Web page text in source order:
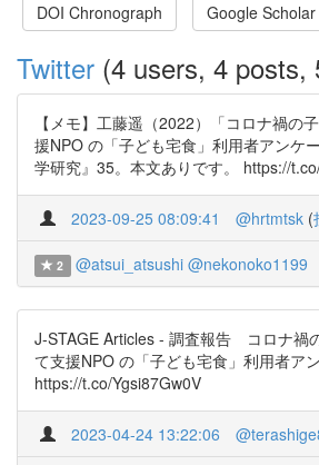
DOI Chronograph Google Scholar
Twitter (4 users, 4 posts,
【メモ】工藤遥（2022）「コロナ禍の
援NPO の「子ども宅食」利用者アンケ
学研究』35。本文ありです。 https://
2023-09-25 08:09:41 @hrtmtsk (
2 @atsui_atsushi @nekonoko1199
J-STAGE Articles - 調査報告 コロナ禍
て支援NPO の「子ども宅食」利用者ア
https://t.co/Ygsi87Gw0V
2023-04-24 13:22:06